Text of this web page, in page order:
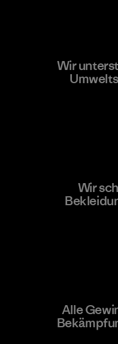
Wir
Wir
Alle